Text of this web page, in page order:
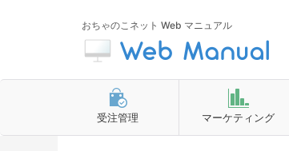
おちゃのこネット Web マニュアル
受注管理 マーケティング